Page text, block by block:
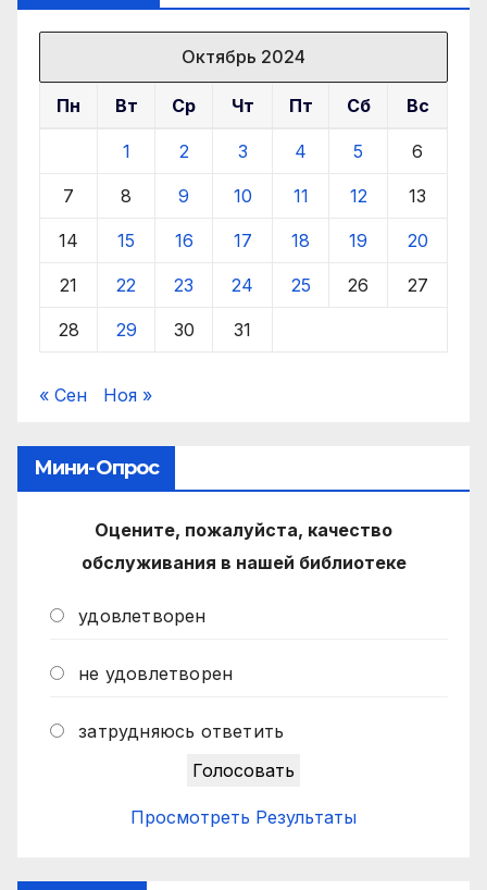
Октябрь 2024
Пн Вт Ср Чт Пт Сб Вс
1 2 3 4 5 6
7 8 9 10 11 12 13
14 15 16 17 18 19 20
21 22 23 24 25 26 27
28 29 30 31
« Сен Ноя »
Мини-Опрос
Оцените, пожалуйста, качество
обслуживания в нашей библиотеке
удовлетворен
не удовлетворен
затрудняюсь ответить
Просмотреть Результаты